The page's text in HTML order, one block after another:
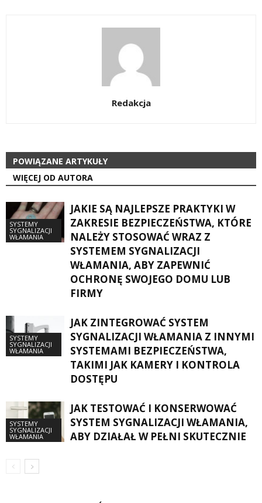
Redakcja
POWIĄZANE ARTYKUŁY
WIĘCEJ OD AUTORA
SYSTEMY
SYGNALIZACJI
WŁAMANIA
JAKIE SĄ NAJLEPSZE PRAKTYKI W
ZAKRESIE BEZPIECZEŃSTWA, KTÓRE
NALEŻY STOSOWAĆ WRAZ Z
SYSTEMEM SYGNALIZACJI
WŁAMANIA, ABY ZAPEWNIĆ
OCHRONĘ SWOJEGO DOMU LUB
FIRMY
SYSTEMY
SYGNALIZACJI
WŁAMANIA
JAK ZINTEGROWAĆ SYSTEM
SYGNALIZACJI WŁAMANIA Z INNYMI
SYSTEMAMI BEZPIECZEŃSTWA,
TAKIMI JAK KAMERY I KONTROLA
DOSTĘPU
SYSTEMY
SYGNALIZACJI
WŁAMANIA
JAK TESTOWAĆ I KONSERWOWAĆ
SYSTEM SYGNALIZACJI WŁAMANIA,
ABY DZIAŁAŁ W PEŁNI SKUTECZNIE